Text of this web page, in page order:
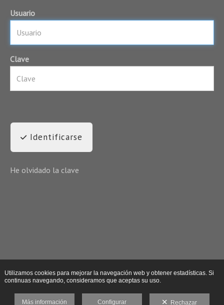
Usuario
Clave
Identificarse
He olvidado la clave
Utilizamos cookies para mejorar la navegación web y obtener estadísticas. Si
continuas navegando, consideramos que aceptas su uso.
Más información Configurar Rechazar